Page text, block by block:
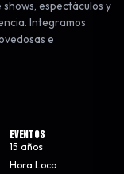
espectáculos y
Integramos
e
EVENTOS
15 años
Hora Loca